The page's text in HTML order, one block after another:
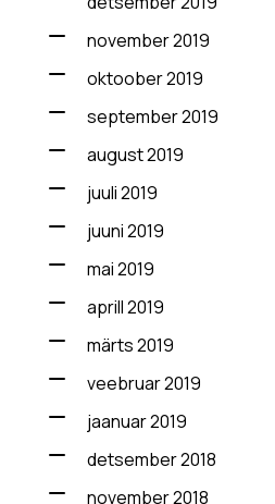
november 2019
oktoober 2019
september 2019
august 2019
juuli 2019
juuni 2019
mai 2019
aprill 2019
märts 2019
veebruar 2019
jaanuar 2019
detsember 2018
november 2018